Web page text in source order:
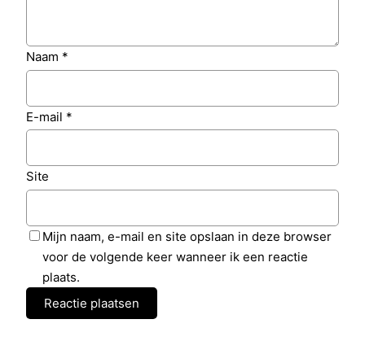
Naam *
E-mail *
Site
Mijn naam, e-mail en site opslaan in deze browser
voor de volgende keer wanneer ik een reactie
plaats.